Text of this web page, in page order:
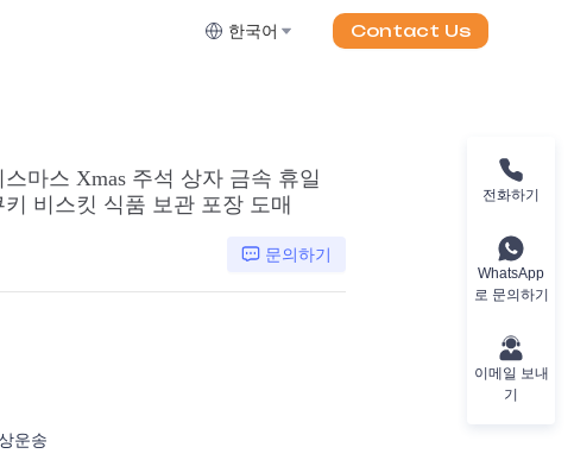
한국어 Contact Us
마스 Xmas 주석 상자 금속 휴일
비스킷 식품 보관 포장 도매
문의하기
운송
전화하기
WhatsApp
로 문의하기
이메일 보내
기